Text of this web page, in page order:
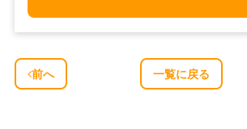
前へ 一覧に戻る